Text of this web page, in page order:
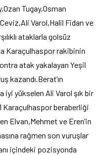
Tugay,Osman
Varol,Halil Fidan ve
ataklarla golsüz
Karaçulhaspor rakibinin
atak yakalayan Yeşil
kazandı.Berat’ın
iyi yükselen Ali Varol şık bir
Karaçulhaspor beraberliği
Elvan,Mehmet ve Eren’in
rağmen son vuruşlar
içindeki pozisyonda